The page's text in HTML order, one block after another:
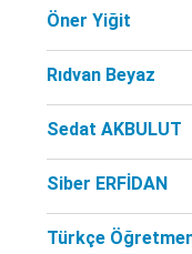
Öner Yiğit
Rıdvan Beyaz
Sedat AKBULUT
Siber ERFİDAN
Türkçe